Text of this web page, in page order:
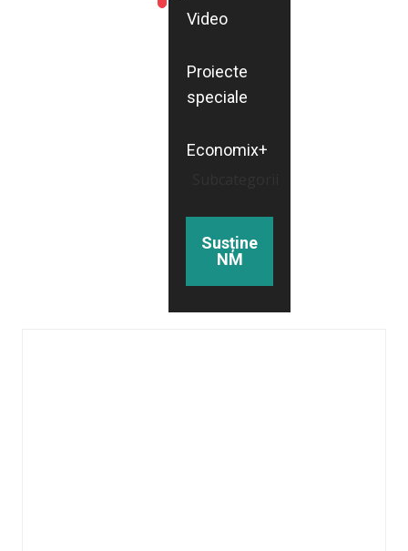
Video
Proiecte
speciale
Economix+
Susține
NM